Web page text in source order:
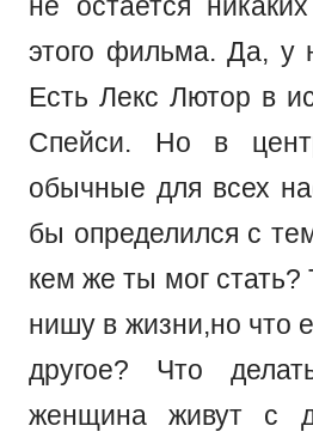
не остается
этого фильма. Да, у
Есть Лекс Лютор в
Спейси. Но в
обычные для всех
бы определился с
кем же ты мог
нишу в жизни,но что
другое? Что
женщина живут с